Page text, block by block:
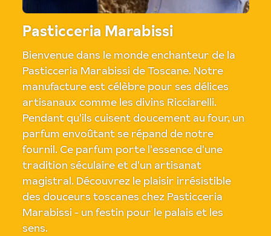
Pasticceria Marabissi
Bienvenue dans le monde enchanteur de la
Pasticceria Marabissi de Toscane. Notre
manufacture est célèbre pour ses délices
artisanaux comme les divins Ricciarelli.
Pendant qu'ils cuisent doucement au four, un
parfum envoûtant se répand de notre
fournil. Ce parfum porte l'essence d'une
tradition séculaire et d'un artisanat
magistral. Découvrez le plaisir irrésistible
des douceurs toscanes chez Pasticceria
Marabissi - un festin pour le palais et les
sens.